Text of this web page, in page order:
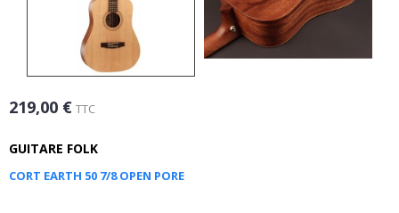
219,00 € TTC
GUITARE FOLK
CORT EARTH 50 7/8 OPEN PORE